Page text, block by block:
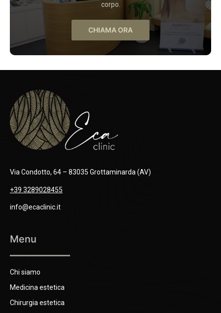
corpo.
CHIAMA ORA
Via Condotto, 64 – 83035 Grottaminarda (AV)
+39 3289028455
info@ecaclinic.it
Menu
Chi siamo
Medicina estetica
Chirurgia estetica